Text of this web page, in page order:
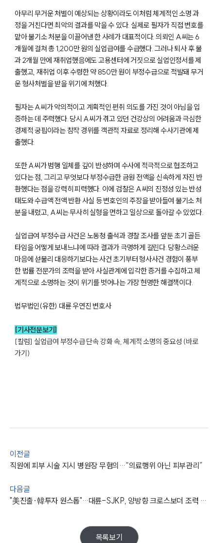
글로벌 파트너 로펌
고객후기
전체
아무리 무거운 처벌이 예상되는 상황이라도 이처럼 체계적인 소명 과
정을 거친다면 최악의 결과를 막을 수 있다. 실제로 필자가 직접 변호를
맡아 불기소 처분을 이끌어낸 한 사례가 대표적이다. 의뢰인 A씨는 6
개월에 걸쳐 총 1,200만 원의 실업급여를 수급했다. 그러나 퇴사 후 불
과 2개월 만에 재취업했음에도 고용센터에 거짓으로 실업인정서를 제
출했고, 재취업 이후 수령한 약 850만 원이 부정수급으로 적발돼 무거
운 형사처벌을 받을 위기에 처했다.
필자는 A씨가 악의적이고 계획적인 편취 의도를 가진 것이 아님을 입
증하는 데 주력했다. 당시 A씨가 겪고 있던 건강상의 어려움과 극심한
경제적 궁핍이라는 참작 경위를 객관적 자료로 정리해 수사기관에 제
출했다.
또한 A씨가 범행 일체를 깊이 반성하며 수사에 적극적으로 협조하고
있다는 점, 그리고 무엇보다 부정수급한 금원 전액을 신속하게 자진 반
환했다는 점을 강력히 피력했다. 이에 검찰은 A씨의 진정성 있는 반성
태도와 수급액 전액 반환 사실 등 변호인의 주장을 받아들여 불기소 처
분을 내렸고, A씨는 무사히 실형을 면하고 일상으로 돌아갈 수 있었다.
실업급여 부정수급 사건은 노동청 출석과 경찰 조사를 앞둔 초기 골든
타임을 어떻게 보내느냐에 따라 결과가 극명하게 갈린다. 당황스러운
마음에 섣불리 대응하기보다는 사건 초기부터 형사사건 경험이 풍부
한 법률 전문가의 조력을 받아 사실관계에 입각한 증거를 수집하고 체
계적으로 소명하는 것이 위기를 벗어나는 가장 현명한 해결책이다.
법무법인(유한) 대륜 우연진 변호사
[기사전문보기]
[칼럼] 실업급여 부정수급 단속 강화 속, 체계적 소명의 중요성 (바로
가기)
이전글
직원에 피부 시술 지시 병원장 무혐의…“의료행위 아닌 피부관리”
다음글
"美진출·韓투자 원스톱"…대륜-SJKP, 양방향 크로스보더 조력 강화
목록보기